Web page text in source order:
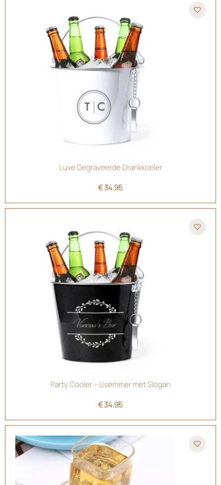
Luxe Gegraveerde Drankkoeler
€34.95
Party Cooler – IJsemmer met Slogan
€34.95